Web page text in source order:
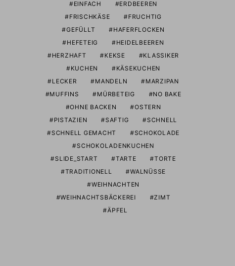
EINFACH
ERDBEEREN
FRISCHKÄSE
FRUCHTIG
GEFÜLLT
HAFERFLOCKEN
HEFETEIG
HEIDELBEEREN
HERZHAFT
KEKSE
KLASSIKER
KUCHEN
KÄSEKUCHEN
LECKER
MANDELN
MARZIPAN
MUFFINS
MÜRBETEIG
NO BAKE
OHNE BACKEN
OSTERN
PISTAZIEN
SAFTIG
SCHNELL
SCHNELL GEMACHT
SCHOKOLADE
SCHOKOLADENKUCHEN
SLIDE_START
TARTE
TORTE
TRADITIONELL
WALNÜSSE
WEIHNACHTEN
WEIHNACHTSBÄCKEREI
ZIMT
ÄPFEL